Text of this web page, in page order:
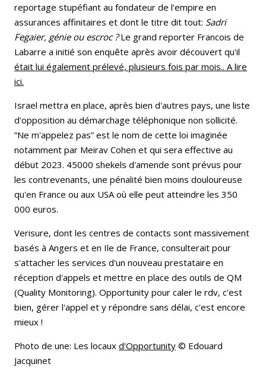
reportage stupéfiant au fondateur de l'empire en
assurances affinitaires et dont le titre dit tout: Sadri
Fegaier, génie ou escroc ?Le grand reporter Francois de
Labarre a initié son enquête après avoir découvert qu'il
était lui également prélevé, plusieurs fois par mois.. A lire
ici.
Israel mettra en place, après bien d'autres pays, une liste
d'opposition au démarchage téléphonique non sollicité.
“Ne m'appelez pas” est le nom de cette loi imaginée
notamment par Meirav Cohen et qui sera effective au
début 2023. 45000 shekels d'amende sont prévus pour
les contrevenants, une pénalité bien moins douloureuse
qu'en France ou aux USA où elle peut atteindre les 350
000 euros.
Verisure, dont les centres de contacts sont massivement
basés à Angers et en Ile de France, consulterait pour
s'attacher les services d'un nouveau prestataire en
réception d'appels et mettre en place des outils de QM
(Quality Monitoring). Opportunity pour caler le rdv, c'est
bien, gérer l'appel et y répondre sans délai, c'est encore
mieux !
Photo de une: Les locaux d'Opportunity © Edouard
Jacquinet